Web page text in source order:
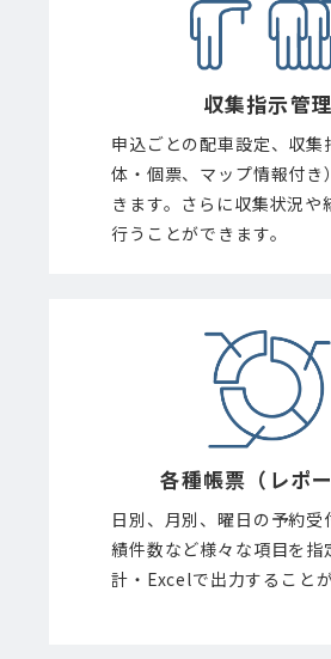
収集指示管理
申込ごとの配車設定、収集
体・個票、マップ情報付き
きます。さらに収集状況や
行うことができます。
各種帳票 （レポ
日別、月別、曜日の予約受
績件数など様々な項目を指
計・Excelで出力することが